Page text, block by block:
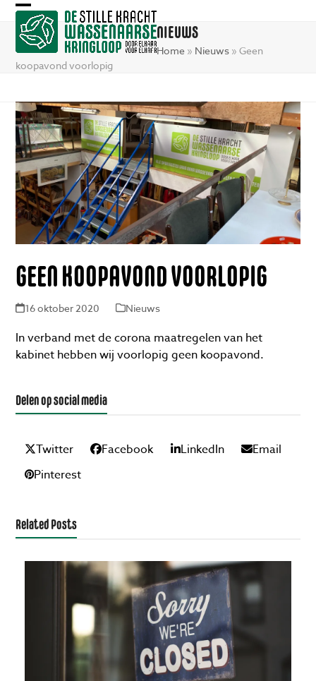
Skip
content
Open
mobile
menu
Close
mobile
menu
NIEUWS
Home » Nieuws »Geen
koopavond voorlopig
GEEN KOOPAVOND VOORLOPIG
16 oktober 2020 Nieuws
In verband met de corona maatregelen van het
kabinet hebben wij voorlopig geen koopavond.
Delen op social media
Twitter Facebook LinkedIn
Email
Pinterest
Related Posts